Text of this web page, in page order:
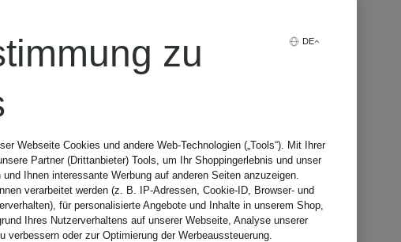
DE
zu
Webseite Cookies und andere Web-Technologien („Tools“). Mit Ihrer
Partner (Drittanbieter) Tools, um Ihr Shoppingerlebnis und unser
Ihnen interessante Werbung auf anderen Seiten anzuzeigen.
verarbeitet werden (z. B. IP-Adressen, Cookie-ID, Browser- und
für personalisierte Angebote und Inhalte in unserem Shop,
Ihres Nutzerverhaltens auf unserer Webseite, Analyse unserer
verbessern oder zur Optimierung der Werbeaussteuerung.